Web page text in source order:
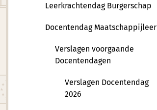
Leerkrachtendag Burgerschap
Docentendag Maatschappijleer
Verslagen voorgaande
Docentendagen
Verslagen Docentendag
2026